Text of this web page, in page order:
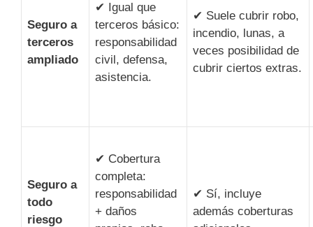
Seguro a
terceros
ampliado
✔ Igual que
terceros básico:
responsabilidad
civil, defensa,
asistencia.
✔ Suele cubrir robo,
incendio, lunas, a
veces posibilidad de
cubrir ciertos extras.
Seguro a
todo
riesgo
✔ Cobertura
completa:
responsabilidad
+ daños
✔ Sí, incluye
además coberturas